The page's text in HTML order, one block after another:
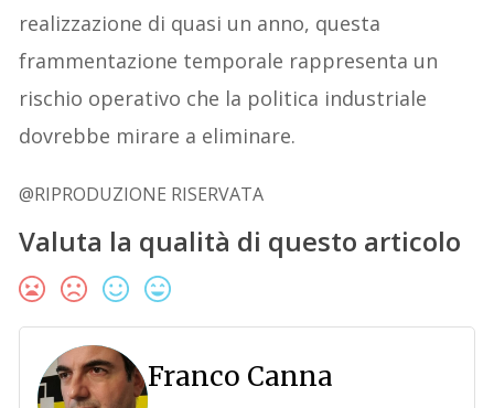
realizzazione di quasi un anno, questa
frammentazione temporale rappresenta un
rischio operativo che la politica industriale
dovrebbe mirare a eliminare.
@RIPRODUZIONE RISERVATA
Valuta la qualità di questo articolo
Franco Canna